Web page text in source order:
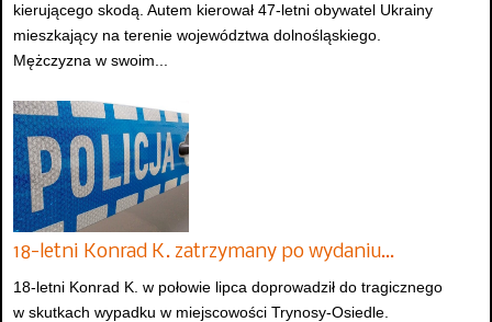
kierującego skodą. Autem kierował 47-letni obywatel Ukrainy
mieszkający na terenie województwa dolnośląskiego.
Mężczyzna w swoim...
18-letni Konrad K. zatrzymany po wydaniu…
18-letni Konrad K. w połowie lipca doprowadził do tragicznego
w skutkach wypadku w miejscowości Trynosy-Osiedle.